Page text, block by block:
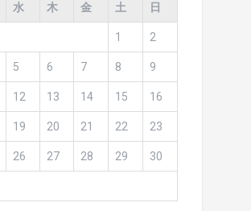
水 木 金 土 日
1 2
5 6 7 8 9
12 13 14 15 16
19 20 21 22 23
26 27 28 29 30